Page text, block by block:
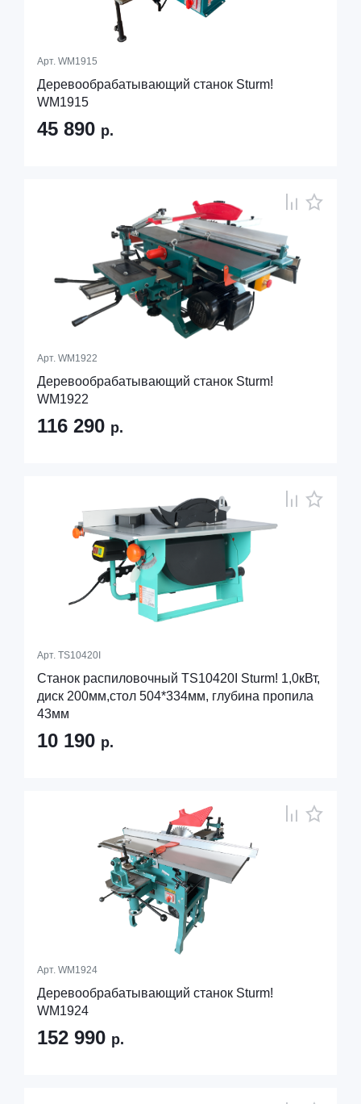
Арт. WM1915
Деревообрабатывающий станок Sturm!
WM1915
45 890 р.
Арт. WM1922
Деревообрабатывающий станок Sturm!
WM1922
116 290 р.
Арт. TS10420I
Станок распиловочный TS10420I Sturm! 1,0кВт,
диск 200мм,стол 504*334мм, глубина пропила
43мм
10 190 р.
Арт. WM1924
Деревообрабатывающий станок Sturm!
WM1924
152 990 р.